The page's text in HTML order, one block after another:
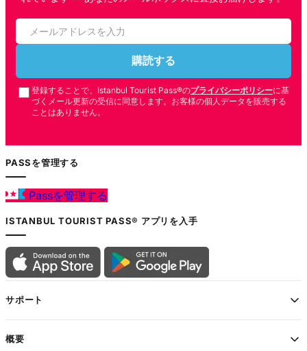
購読する
登録することで、Istanbul Tourist Pass®のプライバシーポリシーに基
づくメール更新の受信に同意します。お客様の個人データを販売する
ことはありません。
PASSを管理する
Passを管理する
ISTANBUL TOURIST PASS® アプリを入手
サポート
概要